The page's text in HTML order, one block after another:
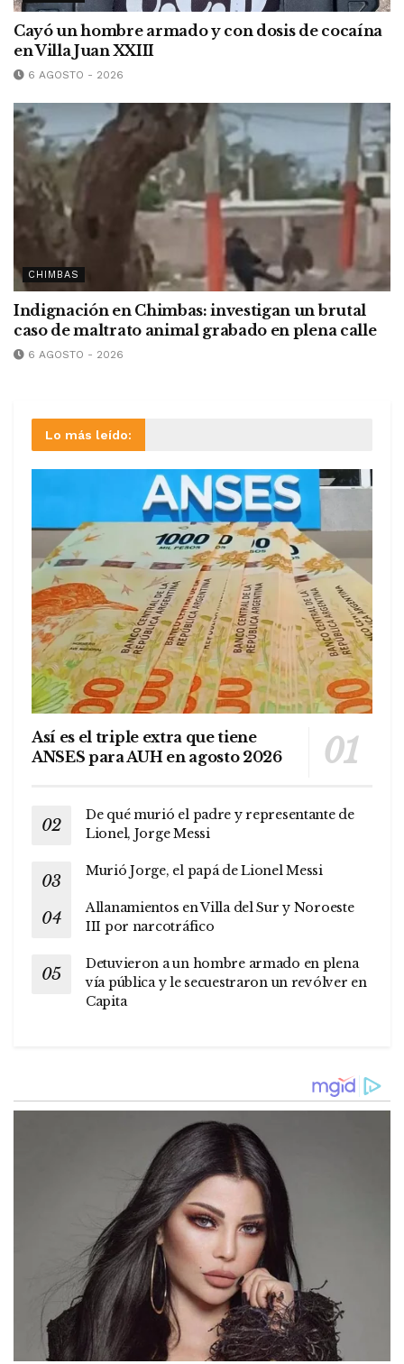
Cayó un hombre armado y con dosis de cocaína
en Villa Juan XXIII
6 AGOSTO - 2026
CHIMBAS
Indignación en Chimbas: investigan un brutal
caso de maltrato animal grabado en plena calle
6 AGOSTO - 2026
Lo más leído:
Así es el triple extra que tiene
ANSES para AUH en agosto 2026
De qué murió el padre y representante de
Lionel, Jorge Messi
Murió Jorge, el papá de Lionel Messi
Allanamientos en Villa del Sur y Noroeste
III por narcotráfico
Detuvieron a un hombre armado en plena
vía pública y le secuestraron un revólver en
Capita